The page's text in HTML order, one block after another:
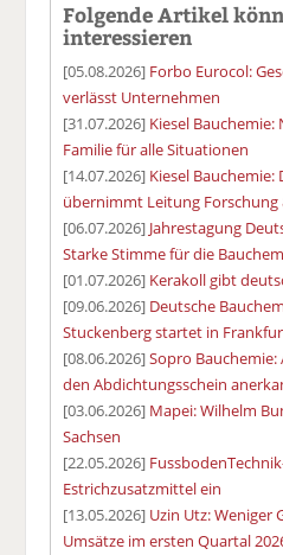
Folgende Artikel
interessieren
[05.08.2026] Forbo Eurocol:
verlässt Unternehmen
[31.07.2026] Kiesel Bauchemie:
Familie für alle Situationen
[14.07.2026] Kiesel Bauchemie:
übernimmt Leitung Forschung
[06.07.2026] Jahrestagung
Starke Stimme für die
[01.07.2026] Kerakoll gibt
[09.06.2026] Deutsche
Stuckenberg startet in
[08.06.2026]Sopro
den Abdichtungsschein
[03.06.2026] Mapei: Wilhelm
Sachsen
[22.05.2026]
Estrichzusatzmittel ein
[13.05.2026] Uzin Utz: Weniger
Umsätze im ersten Quartal